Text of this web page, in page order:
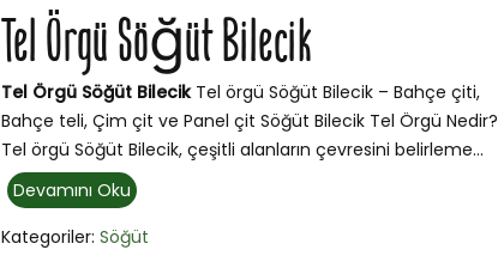
Tel Örgü Söğüt Bilecik
Tel Örgü Söğüt BilecikTel örgü Söğüt Bilecik – Bahçe çiti,
Bahçe teli, Çim çit ve Panel çit Söğüt Bilecik Tel Örgü Nedir?
Tel örgü Söğüt Bilecik, çeşitli alanların çevresini belirleme...
Devamını Oku
Kategoriler:Söğüt